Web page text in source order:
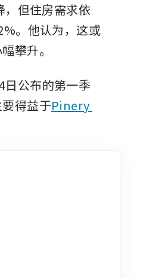
但住房需求依
。他认为，这或
攀升。
公布的第一季
得益于Pinery